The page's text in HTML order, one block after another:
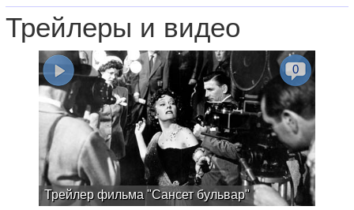
Трейлеры и видео
Трейлер фильма "Сансет бульвар"
0